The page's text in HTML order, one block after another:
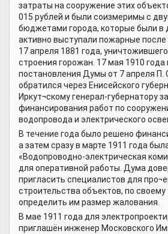
затраты на сооружение этих
015 рублей и были соизмеримы с
бюджетами города, которые были в
активно выступали пожарные
17 апреля 1881 года,
строения горожан. 17 мая 1910 года
постановления Думы от 7 апреля П.
обратился через Енисейского
Иркут¬скому генерал-губернатору
финансирования работ по
водопровода и электрического
В течение года было решено
а затем сразу в марте 1911 года
«Водопроводно-электрическая
для оперативной работы. Дума
пригласить специалистов для
строительства объектов, по
определить им размер жалования.
В мае 1911 года для
приглашён инженер Московского